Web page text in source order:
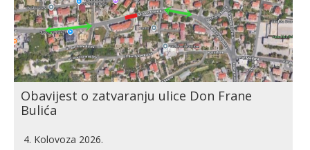
Obavijest o zatvaranju ulice Don Frane
Bulića
4. Kolovoza 2026.